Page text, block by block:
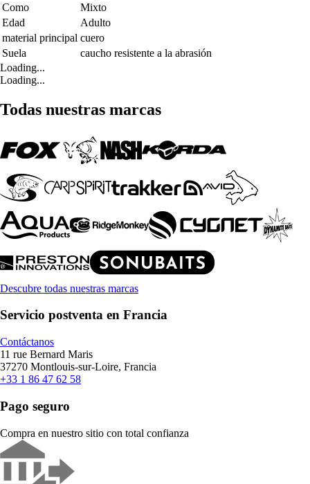
Como
Mixto
Edad
Adulto
material principal cuero
Suela
caucho resistente a la abrasión
Loading...
Loading...
Todas nuestras marcas
Descubre todas nuestras marcas
Servicio postventa en Francia
Contáctanos
11 rue Bernard Maris
37270 Montlouis-sur-Loire, Francia
+33 1 86 47 62 58
Pago seguro
Compra en nuestro sitio con total confianza